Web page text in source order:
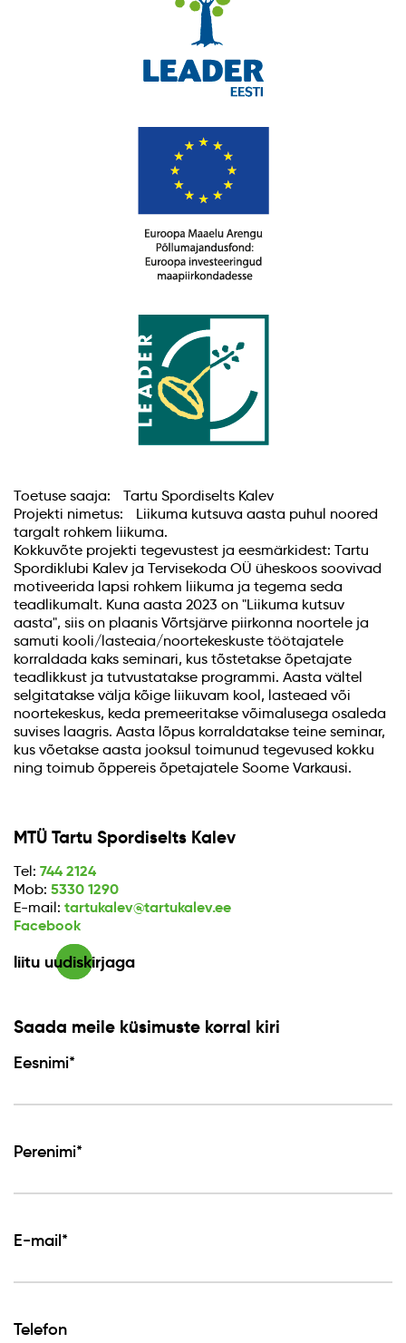
Toetuse saaja: Tartu Spordiselts Kalev
Projekti nimetus: Liikuma kutsuva aasta puhul noored
targalt rohkem liikuma.
Kokkuvõte projekti tegevustest ja eesmärkidest: Tartu
Spordiklubi Kalev ja Tervisekoda OÜ üheskoos soovivad
motiveerida lapsi rohkem liikuma ja tegema seda
teadlikumalt. Kuna aasta 2023 on "Liikuma kutsuv
aasta", siis on plaanis Võrtsjärve piirkonna noortele ja
samuti kooli/lasteaia/noortekeskuste töötajatele
korraldada kaks seminari, kus tõstetakse õpetajate
teadlikkust ja tutvustatakse programmi. Aasta vältel
selgitatakse välja kõige liikuvam kool, lasteaed või
noortekeskus, keda premeeritakse võimalusega osaleda
suvises laagris. Aasta lõpus korraldatakse teine seminar,
kus võetakse aasta jooksul toimunud tegevused kokku
ning toimub õppereis õpetajatele Soome Varkausi.
MTÜ Tartu Spordiselts Kalev
Tel: 744 2124
Mob: 5330 1290
E-mail: tartukalev@tartukalev.ee
Facebook
liitu uudiskirjaga
Saada meile küsimuste korral kiri
Eesnimi*
Perenimi*
E-mail*
Telefon